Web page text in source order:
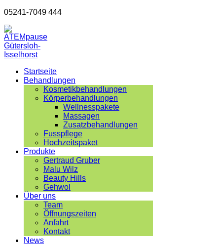
05241-7049 444
Startseite
Behandlungen
Kosmetikbehandlungen
Körperbehandlungen
Wellnesspakete
Massagen
Zusatzbehandlungen
Fusspflege
Hochzeitspaket
Produkte
Gertraud Gruber
Malu Wilz
Beauty Hills
Gehwol
Über uns
Team
Öffnungszeiten
Anfahrt
Kontakt
News